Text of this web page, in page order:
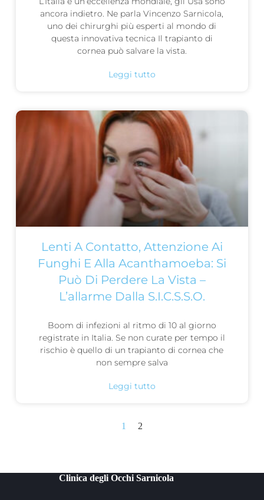
ancora indietro. Ne parla Vincenzo Sarnicola,
uno dei chirurghi più esperti al mondo di
questa innovativa tecnica Il trapianto di
cornea può salvare la vista.
Leggi tutto
Lenti A Contatto, Attenzione Ai
Funghi E Alla Acanthamoeba: Si
Può Di Perdere La Vista –
L’allarme Dalla S.I.C.S.S.O.
Boom di infezioni al ritmo di 10 al giorno
registrate in Italia. Se non curate per tempo il
rischio è quello di un trapianto di cornea che
non sempre salva
Leggi tutto
1 2
Clinica degli Occhi Sarnicola